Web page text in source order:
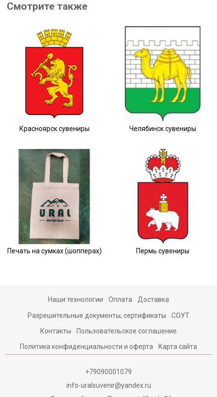
Смотрите также
Красноярск сувениры Челябинск сувениры
Печать на сумках (шопперах) Пермь сувениры
Наши технологии Оплата Доставка
Разрешительные документы, сертификаты СОУТ
Контакты Пользовательское соглашение
Политика конфиденциальности и оферта Карта сайта
+79090001079
info-uralsuvenir@yandex.ru